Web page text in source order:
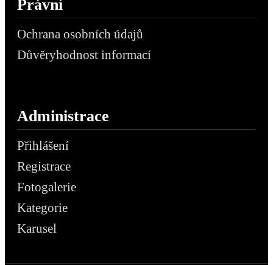
Právní
Ochrana osobních údajů
Důvěryhodnost informací
Administrace
Přihlášení
Registrace
Fotogalerie
Kategorie
Karusel